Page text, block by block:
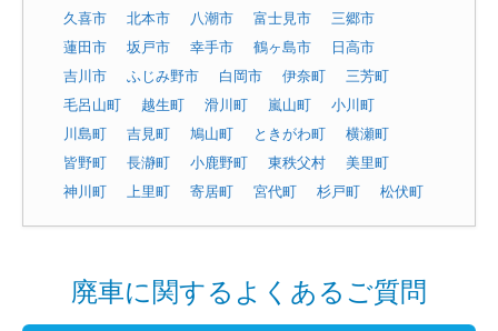
久喜市
北本市 八潮市 富士見市
三郷市
蓮田市
坂戸市 幸手市 鶴ヶ島市
日高市
吉川市
ふじみ野市 白岡市 伊奈町
三芳町
毛呂山町
越生町 滑川町 嵐山町
小川町
川島町
吉見町 鳩山町 ときがわ町
横瀬町
皆野町
長瀞町 小鹿野町 東秩父村
美里町
神川町
上里町 寄居町 宮代町 杉戸町 松伏町
廃車に関するよくあるご質問